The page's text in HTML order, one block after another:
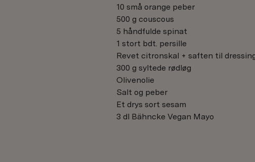
10 små orange peber
500 g couscous
5 håndfulde spinat
1 stort bdt. persille
Revet citronskal + saften til
300 g syltede rødløg
Olivenolie
Salt og peber
Et drys sort sesam
3 dl Bähncke Vegan Mayo